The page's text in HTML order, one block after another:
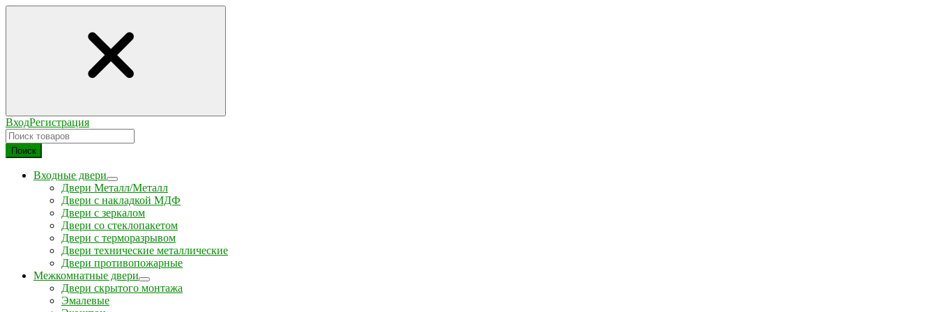
ВходРегистрация
Поиск
Входные двери
Двери Металл/Металл
Двери с накладкой МДФ
Двери с зеркалом
Двери со стеклопакетом
Двери с терморазрывом
Двери технические металлические
Двери противопожарные
Межкомнатные двери
Двери скрытого монтажа
Эмалевые